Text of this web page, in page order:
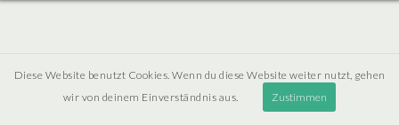
Diese Website benutzt Cookies. Wenn du diese Website weiter nutzt, gehen
wir von deinem Einverständnis aus.
Zustimmen